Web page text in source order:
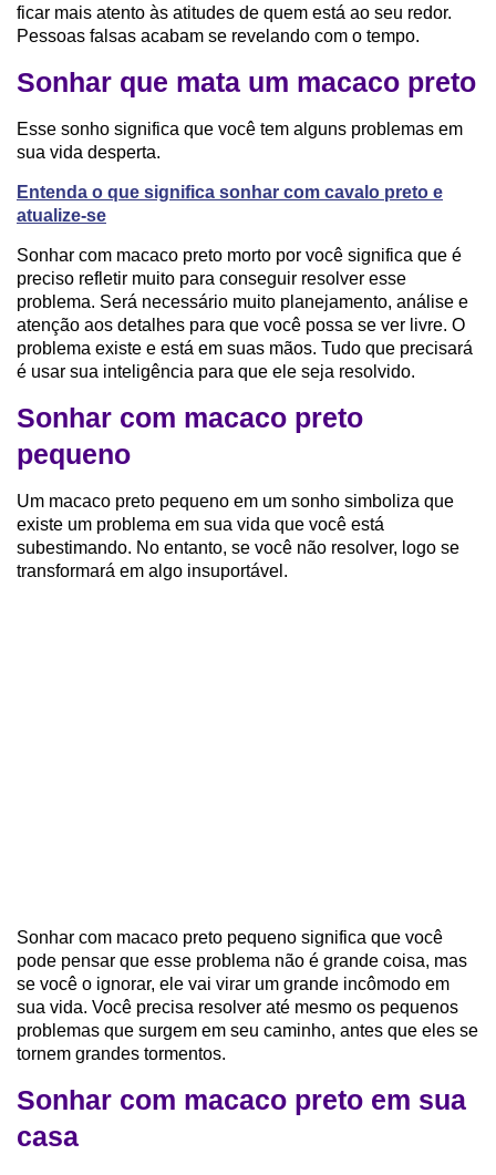
ficar mais atento às atitudes de quem está ao seu redor.
Pessoas falsas acabam se revelando com o tempo.
Sonhar que mata um macaco preto
Esse sonho significa que você tem alguns problemas em
sua vida desperta.
Entenda o que significa sonhar com cavalo preto e
atualize-se
Sonhar com macaco preto morto por você significa que é
preciso refletir muito para conseguir resolver esse
problema. Será necessário muito planejamento, análise e
atenção aos detalhes para que você possa se ver livre. O
problema existe e está em suas mãos. Tudo que precisará
é usar sua inteligência para que ele seja resolvido.
Sonhar com macaco preto
pequeno
Um macaco preto pequeno em um sonho simboliza que
existe um problema em sua vida que você está
subestimando. No entanto, se você não resolver, logo se
transformará em algo insuportável.
Sonhar com macaco preto pequeno significa que você
pode pensar que esse problema não é grande coisa, mas
se você o ignorar, ele vai virar um grande incômodo em
sua vida. Você precisa resolver até mesmo os pequenos
problemas que surgem em seu caminho, antes que eles se
tornem grandes tormentos.
Sonhar com macaco preto em sua
casa